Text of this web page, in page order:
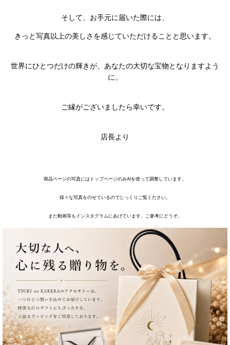
そして、お手元に届いた際には、
きっと写真以上の美しさを感じていただけることと思います。
世界にひとつだけの輝きが、あなたの大切な宝物となりますよう
に。
ご縁がございましたら幸いです。
店長より
商品ページの写真にはトップページのみAIを使って調整しています。
様々な写真をのせているのでじっくりご覧ください。
また動画等もインスタグラムにあげています。ご参考にどうぞ。